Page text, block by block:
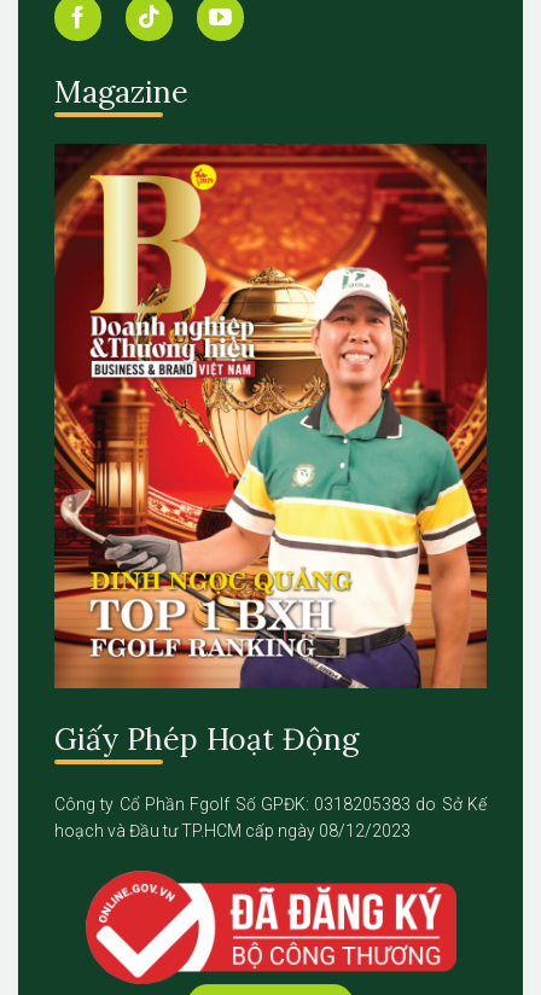
Magazine
Giấy Phép Hoạt Động
Công ty Cổ Phần Fgolf Số GPĐK: 0318205383 do Sở Kế
hoạch và Đầu tư TP.HCM cấp ngày 08/12/2023